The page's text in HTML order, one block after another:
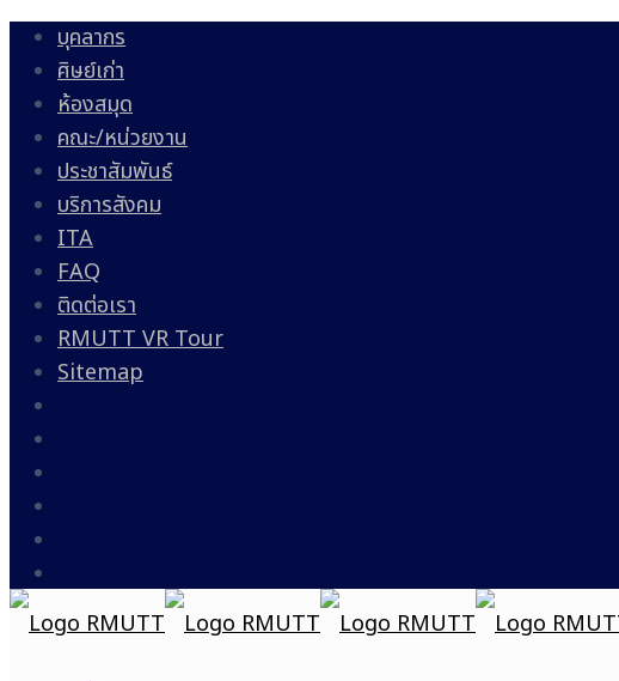
บุคลากร
ศิษย์เก่า
ห้องสมุด
คณะ/หน่วยงาน
ประชาสัมพันธ์
บริการสังคม
ITA
FAQ
ติดต่อเรา
RMUTT VR Tour
Sitemap